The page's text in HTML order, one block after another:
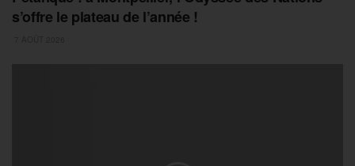
s’offre le plateau de l’année !